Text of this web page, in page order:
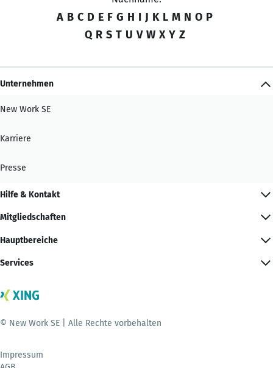
A B C D E F G H I J K L M N O P
Q R S T U V W X Y Z
Unternehmen
New Work SE
Karriere
Presse
Hilfe & Kontakt
Mitgliedschaften
Hauptbereiche
Services
© New Work SE | Alle Rechte vorbehalten
Impressum